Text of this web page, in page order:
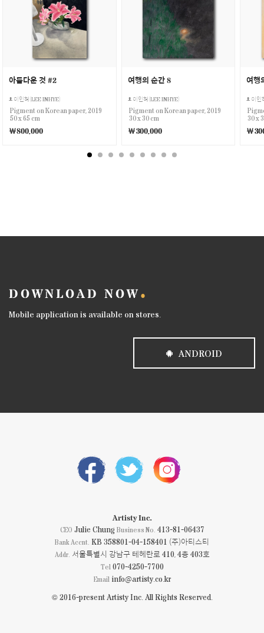
아름다운 것 #2
이인혜(LEE INHYE)
Pigment on Korean paper, 2019
50 x 65 cm
￦800,000
여행의 순간 8
이인혜(LEE INHYE)
Pigment on Korean paper, 2019
30 x 30 cm
￦300,000
여행
이인
30 x
￦
DOWNLOAD NOW
Mobile application is available on stores.
ANDROID
Artisty Inc.
CEO Julie Chung Business No. 413-81-06437
Bank Accnt. KB 358801-04-158401 (주)아티스티
Addr. 서울특별시 강남구 테헤란로 410, 4층 403호
Tel070-4250-7700
Emailinfo@artisty.co.kr
© 2016-present Artisty Inc. All Rights Reserved.